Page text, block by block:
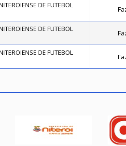
DE FUTEBOL
DE FUTEBOL
DE FUTEBOL